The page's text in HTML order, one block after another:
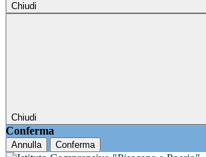
Chiudi
Chiudi
Conferma
Annulla Conferma